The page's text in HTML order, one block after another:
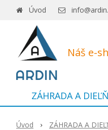
Náš e-
Úvod
ZÁHRADA A
Úvod ZÁHRADA A